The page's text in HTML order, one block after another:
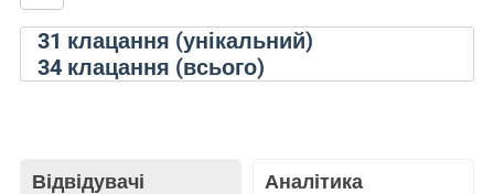
31 клацання (унікальний)
34клацання (всього)
Відвідувачі Аналітика